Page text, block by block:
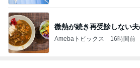
微熱が続き再受診しない
Amebaトピックス 16時間前